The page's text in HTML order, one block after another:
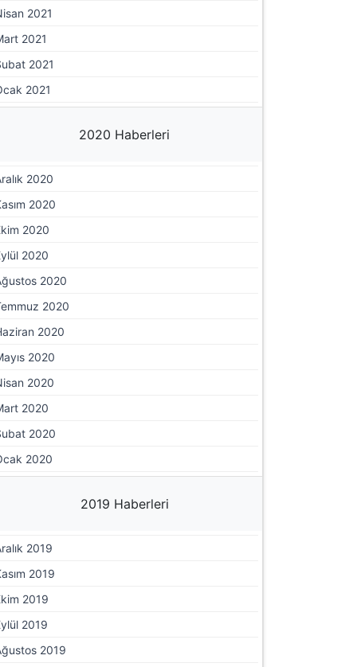
2021
2021
2021
2021
2020 Haberleri
2020
2020
2020
2020
2020
2020
2020
2020
2020
2020
2020
2020
2019 Haberleri
2019
2019
2019
2019
2019